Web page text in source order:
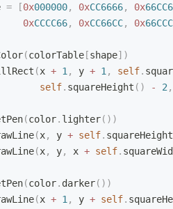
= [0x000000, 0xCC6666, 0x
0x
CCCC66, 0xCC66CC, 0x
(colorTable [shape])
(x + 1 , y + 1 , self.
self
. squareHeight () - 2 ,
(color. lighter())
(x, y + self. squareHeight
(x, y, x + self.
(color. darker())
(x + 1 , y + self.